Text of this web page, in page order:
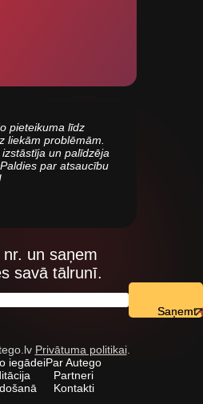
pieteikuma līdz
liekām problēmām.
un palīdzēja
par atsaucību
un saņem
savā tālrunī.
Privātuma politikai.
iegādeiPar Autego
Partneri
Kontakti